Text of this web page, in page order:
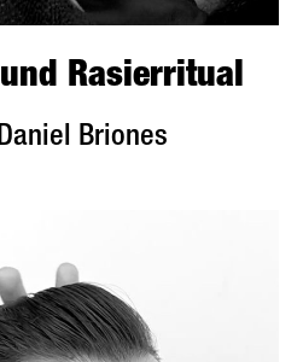
Rasierritual
Briones